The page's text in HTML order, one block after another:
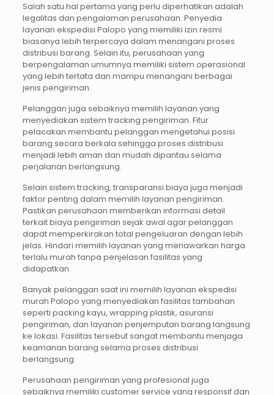
Salah satu hal pertama yang perlu diperhatikan adalah
legalitas dan pengalaman perusahaan. Penyedia
layanan ekspedisi Palopo yang memiliki izin resmi
biasanya lebih terpercaya dalam menangani proses
distribusi barang. Selain itu, perusahaan yang
berpengalaman umumnya memiliki sistem operasional
yang lebih tertata dan mampu menangani berbagai
jenis pengiriman.
Pelanggan juga sebaiknya memilih layanan yang
menyediakan sistem tracking pengiriman. Fitur
pelacakan membantu pelanggan mengetahui posisi
barang secara berkala sehingga proses distribusi
menjadi lebih aman dan mudah dipantau selama
perjalanan berlangsung.
Selain sistem tracking, transparansi biaya juga menjadi
faktor penting dalam memilih layanan pengiriman.
Pastikan perusahaan memberikan informasi detail
terkait biaya pengiriman sejak awal agar pelanggan
dapat memperkirakan total pengeluaran dengan lebih
jelas. Hindari memilih layanan yang menawarkan harga
terlalu murah tanpa penjelasan fasilitas yang
didapatkan.
Banyak pelanggan saat ini memilih layanan ekspedisi
murah Palopo yang menyediakan fasilitas tambahan
seperti packing kayu, wrapping plastik, asuransi
pengiriman, dan layanan penjemputan barang langsung
ke lokasi. Fasilitas tersebut sangat membantu menjaga
keamanan barang selama proses distribusi
berlangsung.
Perusahaan pengiriman yang profesional juga
sebaiknya memiliki customer service yang responsif dan